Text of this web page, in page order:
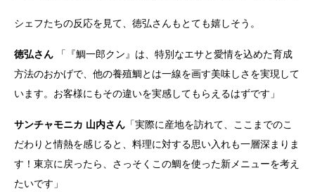
シェフたちの反応を見て、徳弘さんもとても嬉しそう。
徳弘さん 「『鯛一郎クン』は、特別なエサと愛情を込めた育成
方法のおかげで、他の養殖鯛とは一線を画す美味しさを実現して
います。お客様にもその違いを実感してもらえるはずです」
サンチャモニカ 山内さん 「実際に産地を訪れて、ここまでのこ
だわりと情熱を感じると、料理に対する思い入れも一層深まりま
す！東京に戻ったら、さっそくこの鯛を使った新メニューを考え
たいです」